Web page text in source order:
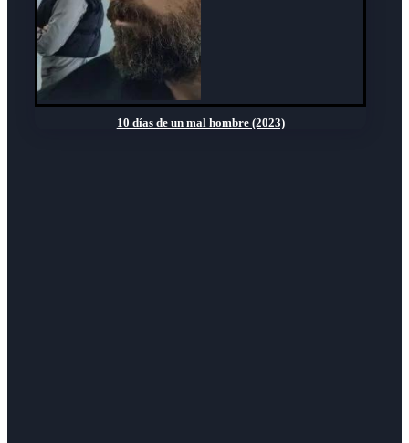
10 días de un mal hombre (2023)